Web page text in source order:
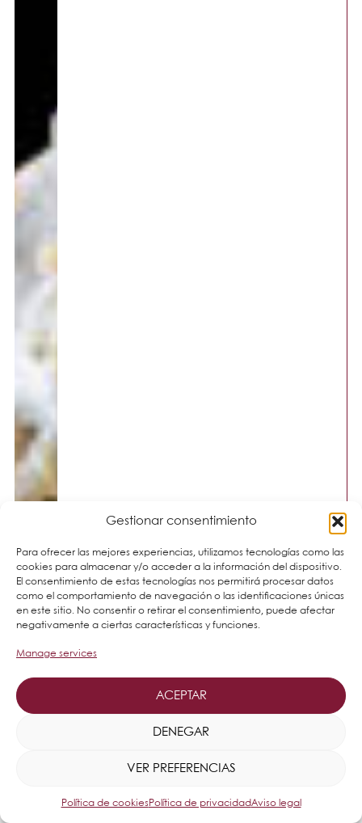
Gestionar consentimiento
Para ofrecer las mejores experiencias, utilizamos tecnologías como las
cookies para almacenar y/o acceder a la información del dispositivo.
El consentimiento de estas tecnologías nos permitirá procesar datos
como el comportamiento de navegación o las identificaciones únicas
en este sitio. No consentir o retirar el consentimiento, puede afectar
negativamente a ciertas características y funciones.
Manage services
ACEPTAR
DENEGAR
VER PREFERENCIAS
Política de cookiesPolítica de privacidadAviso legal